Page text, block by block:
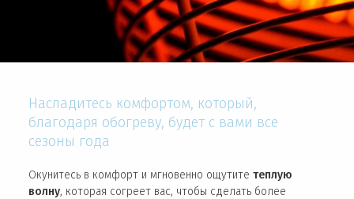
Насладитесь комфортом, который,
благодаря обогреву, будет с вами все
сезоны года
Окунитесь в комфорт и мгновенно ощутите теплую
волну, которая согреет вас, чтобы сделать более